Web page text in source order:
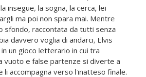
insegue, la sogna, la cerca, lei
ma poi non spara mai. Mentre
sfondo, raccontata da tutti senza
davvero voglia di andarci, Elvis
un gioco letterario in cui tra
vuoto e false partenze si diverte a
accompagna verso l'inatteso finale.